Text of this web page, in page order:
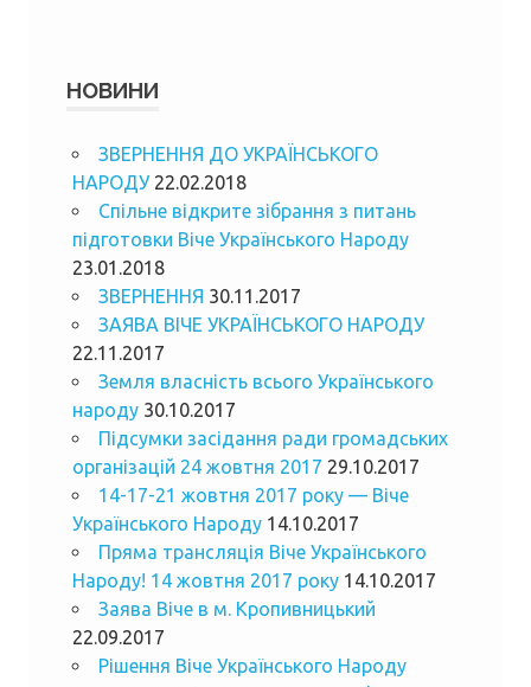
НОВИНИ
ЗВЕРНЕННЯ ДО УКРАЇНСЬКОГО
НАРОДУ 22.02.2018
Спільне відкрите зібрання з питань
підготовки Віче Українського Народу
23.01.2018
ЗВЕРНЕННЯ 30.11.2017
ЗАЯВА ВІЧЕ УКРАЇНСЬКОГО НАРОДУ
22.11.2017
Земля власність всього Українського
народу 30.10.2017
Підсумки засідання ради громадських
організацій 24 жовтня 2017 29.10.2017
14-17-21 жовтня 2017 року — Віче
Українського Народу 14.10.2017
Пряма трансляція Віче Українського
Народу! 14 жовтня 2017 року 14.10.2017
Заява Віче в м. Кропивницький
22.09.2017
Рішення Віче Українського Народу